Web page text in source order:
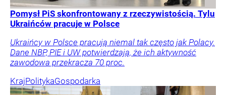
Pomysł PiS skonfrontowany z rzeczywistością. Tylu
Ukraińców pracuje w Polsce
Ukraińcy w Polsce pracują niemal tak często jak Polacy.
Dane NBP, PIE i UW potwierdzają, że ich aktywność
zawodowa przekracza 70 proc.
KrajPolitykaGospodarka